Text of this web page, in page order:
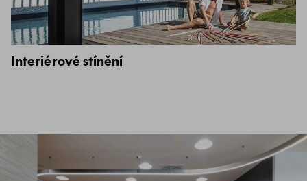
Interiérové stínění